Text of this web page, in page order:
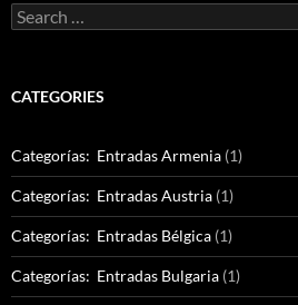
Search
for:
CATEGORIES
Categorías: Entradas Armenia (1)
Categorías: Entradas Austria (1)
Categorías: Entradas Bélgica (1)
Categorías: Entradas Bulgaria (1)